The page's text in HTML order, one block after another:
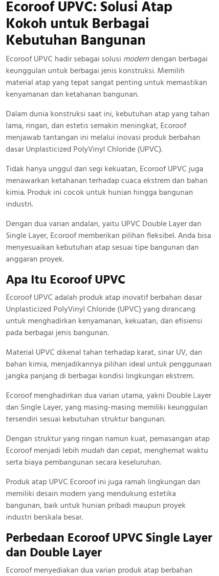
Ecoroof UPVC: Solusi Atap
Kokoh untuk Berbagai
Kebutuhan Bangunan
Ecoroof UPVC hadir sebagai solusi moderndengan berbagai
keunggulan untuk berbagai jenis konstruksi. Memilih
material atap yang tepat sangat penting untuk memastikan
kenyamanan dan ketahanan bangunan.
Dalam dunia konstruksi saat ini, kebutuhan atap yang tahan
lama, ringan, dan estetis semakin meningkat, Ecoroof
menjawab tantangan ini melalui inovasi produk berbahan
dasar Unplasticized PolyVinyl Chloride (UPVC).
Tidak hanya unggul dari segi kekuatan, Ecoroof UPVC juga
menawarkan ketahanan terhadap cuaca ekstrem dan bahan
kimia. Produk ini cocok untuk hunian hingga bangunan
industri.
Dengan dua varian andalan, yaitu UPVC Double Layer dan
Single Layer, Ecoroof memberikan pilihan fleksibel. Anda bisa
menyesuaikan kebutuhan atap sesuai tipe bangunan dan
anggaran proyek.
Apa Itu Ecoroof UPVC
Ecoroof UPVC adalah produk atap inovatif berbahan dasar
Unplasticized PolyVinyl Chloride (UPVC) yang dirancang
untuk menghadirkan kenyamanan, kekuatan, dan efisiensi
pada berbagai jenis bangunan.
Material UPVC dikenal tahan terhadap karat, sinar UV, dan
bahan kimia, menjadikannya pilihan ideal untuk penggunaan
jangka panjang di berbagai kondisi lingkungan ekstrem.
Ecoroof menghadirkan dua varian utama, yakni Double Layer
dan Single Layer, yang masing-masing memiliki keunggulan
tersendiri sesuai kebutuhan struktur bangunan.
Dengan struktur yang ringan namun kuat, pemasangan atap
Ecoroof menjadi lebih mudah dan cepat, menghemat waktu
serta biaya pembangunan secara keseluruhan.
Produk atap UPVC Ecoroof ini juga ramah lingkungan dan
memiliki desain modern yang mendukung estetika
bangunan, baik untuk hunian pribadi maupun proyek
industri berskala besar.
Perbedaan Ecoroof UPVC Single Layer
dan Double Layer
Ecoroof menyediakan dua varian produk atap berbahan